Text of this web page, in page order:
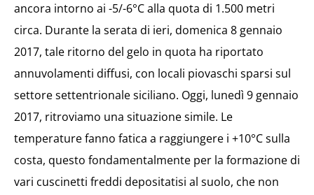
ancora intorno ai -5/-6°C alla quota di 1.500 metri
circa. Durante la serata di ieri, domenica 8 gennaio
2017, tale ritorno del gelo in quota ha riportato
annuvolamenti diffusi, con locali piovaschi sparsi sul
settore settentrionale siciliano. Oggi, lunedì 9 gennaio
2017, ritroviamo una situazione simile. Le
temperature fanno fatica a raggiungere i +10°C sulla
costa, questo fondamentalmente per la formazione di
vari cuscinetti freddi depositatisi al suolo, che non